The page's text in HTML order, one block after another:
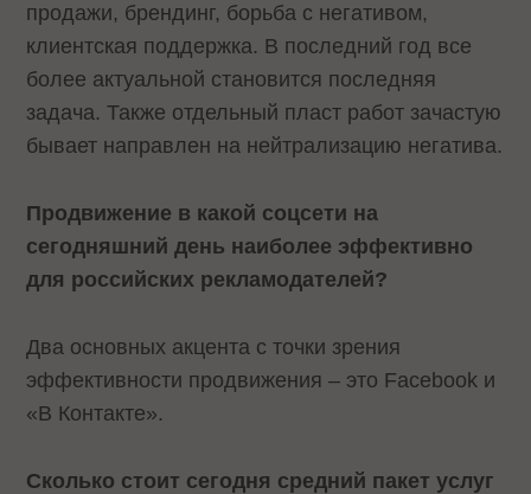
продажи, брендинг, борьба с негативом,
клиентская поддержка. В последний год все
более актуальной становится последняя
задача. Также отдельный пласт работ зачастую
бывает направлен на нейтрализацию негатива.
Продвижение в какой соцсети на
сегодняшний день наиболее эффективно
для российских рекламодателей?
Два основных акцента с точки зрения
эффективности продвижения – это Facebook и
«В Контакте».
Сколько стоит сегодня средний пакет услуг